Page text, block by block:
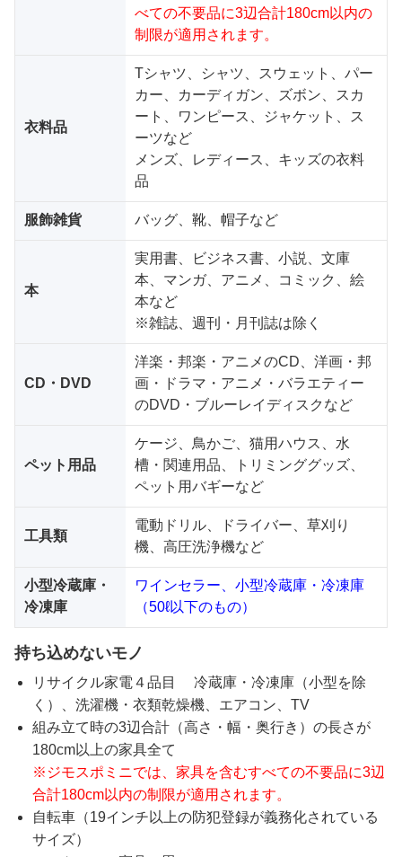
べての不要品に3辺合計180cm以内の
制限が適用されます。
衣料品
Tシャツ、シャツ、スウェット、パー
カー、カーディガン、ズボン、スカ
ート、ワンピース、ジャケット、ス
ーツなど
メンズ、レディース、キッズの衣料
品
服飾雑貨 バッグ、靴、帽子など
本
実用書、ビジネス書、小説、文庫
本、マンガ、アニメ、コミック、絵
本など
※雑誌、週刊・月刊誌は除く
CD・DVD
洋楽・邦楽・アニメのCD、洋画・邦
画・ドラマ・アニメ・バラエティー
のDVD・ブルーレイディスクなど
ペット用品
ケージ、鳥かご、猫用ハウス、水
槽・関連用品、トリミンググッズ、
ペット用バギーなど
工具類
電動ドリル、ドライバー、草刈り
機、高圧洗浄機など
小型冷蔵庫・
冷凍庫
ワインセラー、小型冷蔵庫・冷凍庫
（50ℓ以下のもの）
持ち込めないモノ
リサイクル家電４品目 冷蔵庫・冷凍庫（小型を除
く）、洗濯機・衣類乾燥機、エアコン、TV
組み立て時の3辺合計（高さ・幅・奥行き）の長さが
180cm以上の家具全て
※ジモスポミニでは、家具を含むすべての不要品に3辺
合計180cm以内の制限が適用されます。
自転車（19インチ以上の防犯登録が義務化されている
サイズ）